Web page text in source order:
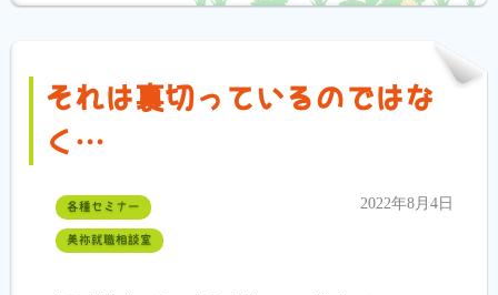
それは裏切っているのではな
く…
各種セミナー
美祢就職相談室
2022年8月4日